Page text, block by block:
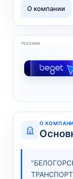
О компании
РЕКЛАМА
О